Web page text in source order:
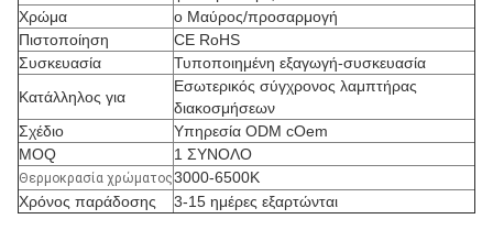
Χρώμα
ο Μαύρος/προσαρμογή
Πιστοποίηση
CE RoHS
Συσκευασία
Τυποποιημένη εξαγωγή-συσκευασία
Κατάλληλος για
Εσωτερικός σύγχρονος λαμπτήρας
διακοσμήσεων
Σχέδιο
Υπηρεσία ODM cOem
MOQ
1 ΣΥΝΟΛΟ
Θερμοκρασία χρώματος3000-6500K
Χρόνος παράδοσης
3-15 ημέρες εξαρτώνται